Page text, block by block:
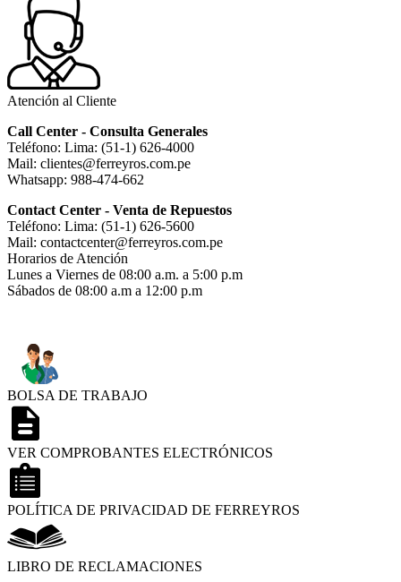
Atención al Cliente
Call Center - Consulta Generales
Teléfono: Lima: (51-1) 626-4000
Mail: clientes@ferreyros.com.pe
Whatsapp: 988-474-662
Contact Center - Venta de Repuestos
Teléfono: Lima: (51-1) 626-5600
Mail: contactcenter@ferreyros.com.pe
Horarios de Atención
Lunes a Viernes de 08:00 a.m. a 5:00 p.m
Sábados de 08:00 a.m a 12:00 p.m
BOLSA DE TRABAJO
VER COMPROBANTES ELECTRÓNICOS
POLÍTICA DE PRIVACIDAD DE FERREYROS
LIBRO DE RECLAMACIONES